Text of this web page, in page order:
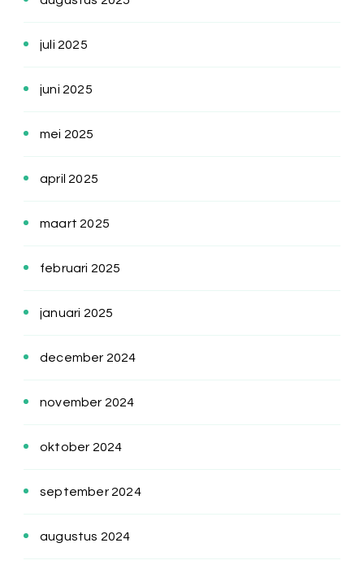
juli 2025
juni 2025
mei 2025
april 2025
maart 2025
februari 2025
januari 2025
december 2024
november 2024
oktober 2024
september 2024
augustus 2024